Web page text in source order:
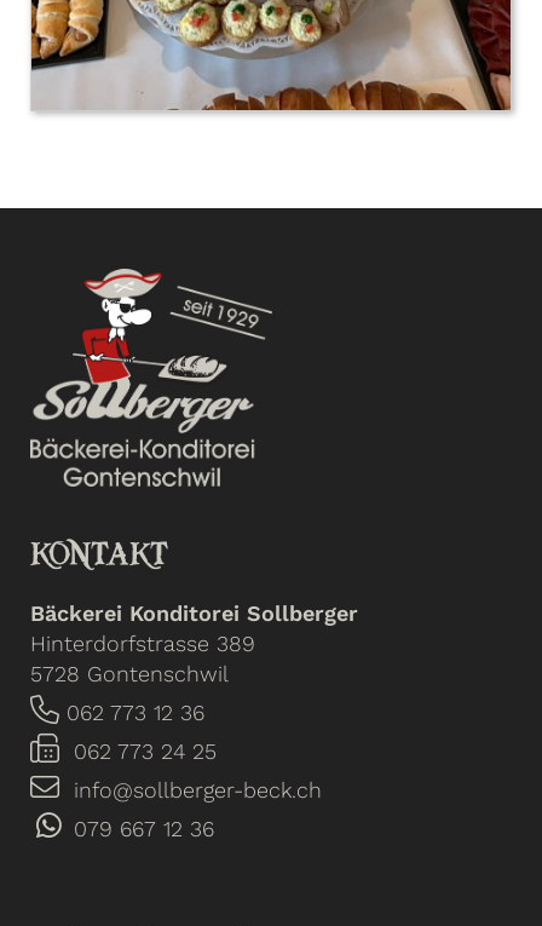
KONTAKT
Bäckerei Konditorei Sollberger
Hinterdorfstrasse 389
5728 Gontenschwil
062 773 12 36
062 773 24 25
info@sollberger-beck.ch
079 667 12 36